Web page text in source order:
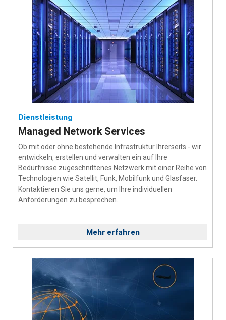
Dienstleistung
Managed Network Services
Ob mit oder ohne bestehende Infrastruktur Ihrerseits - wir
entwickeln, erstellen und verwalten ein auf Ihre
Bedürfnisse zugeschnittenes Netzwerk mit einer Reihe von
Technologien wie Satellit, Funk, Mobilfunk und Glasfaser.
Kontaktieren Sie uns gerne, um Ihre individuellen
Anforderungen zu besprechen.
Mehr erfahren